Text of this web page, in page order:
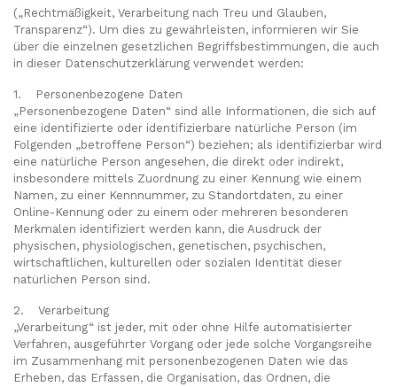
(„Rechtmäßigkeit, Verarbeitung nach Treu und Glauben,
Transparenz“). Um dies zu gewährleisten, informieren wir Sie
über die einzelnen gesetzlichen Begriffsbestimmungen, die auch
in dieser Datenschutzerklärung verwendet werden:
1. Personenbezogene Daten
„Personenbezogene Daten“ sind alle Informationen, die sich auf
eine identifizierte oder identifizierbare natürliche Person (im
Folgenden „betroffene Person“) beziehen; als identifizierbar wird
eine natürliche Person angesehen, die direkt oder indirekt,
insbesondere mittels Zuordnung zu einer Kennung wie einem
Namen, zu einer Kennnummer, zu Standortdaten, zu einer
Online-Kennung oder zu einem oder mehreren besonderen
Merkmalen identifiziert werden kann, die Ausdruck der
physischen, physiologischen, genetischen, psychischen,
wirtschaftlichen, kulturellen oder sozialen Identität dieser
natürlichen Person sind.
2. Verarbeitung
„Verarbeitung“ ist jeder, mit oder ohne Hilfe automatisierter
Verfahren, ausgeführter Vorgang oder jede solche Vorgangsreihe
im Zusammenhang mit personenbezogenen Daten wie das
Erheben, das Erfassen, die Organisation, das Ordnen, die